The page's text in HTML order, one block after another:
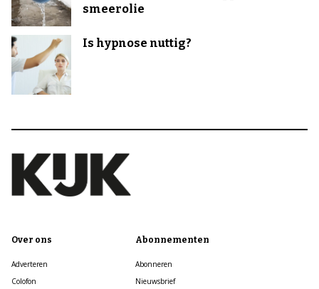
smeerolie
Is hypnose nuttig?
Over ons
Adverteren
Colofon
Abonnementen
Abonneren
Nieuwsbrief